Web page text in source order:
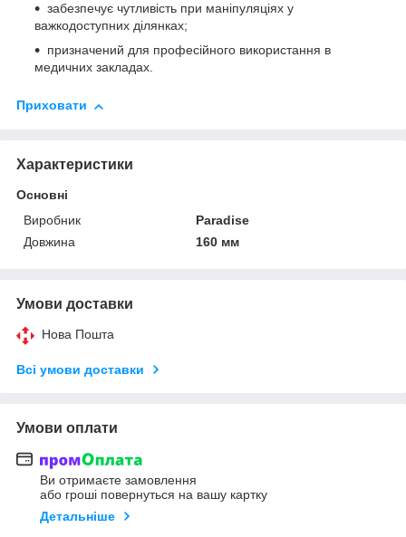
забезпечує чутливість при маніпуляціях у
важкодоступних ділянках;
призначений для професійного використання в
медичних закладах.
Приховати
Характеристики
Основні
Виробник
Paradise
Довжина
160 мм
Умови доставки
Нова Пошта
Всі умови доставки
Умови оплати
Ви отримаєте замовлення
або гроші повернуться на вашу картку
Детальніше